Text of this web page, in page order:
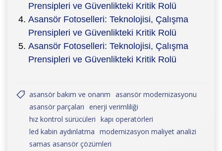
Prensipleri ve Güvenlikteki Kritik Rolü
Asansör Fotoselleri: Teknolojisi, Çalışma
Prensipleri ve Güvenlikteki Kritik Rolü
Asansör Fotoselleri: Teknolojisi, Çalışma
Prensipleri ve Güvenlikteki Kritik Rolü
asansör bakım ve onarım asansör modernizasyonu
asansör parçaları enerji verimliliği
hız kontrol sürücüleri kapı operatörleri
led kabin aydınlatma modernizasyon maliyet analizi
samas asansör çözümleri